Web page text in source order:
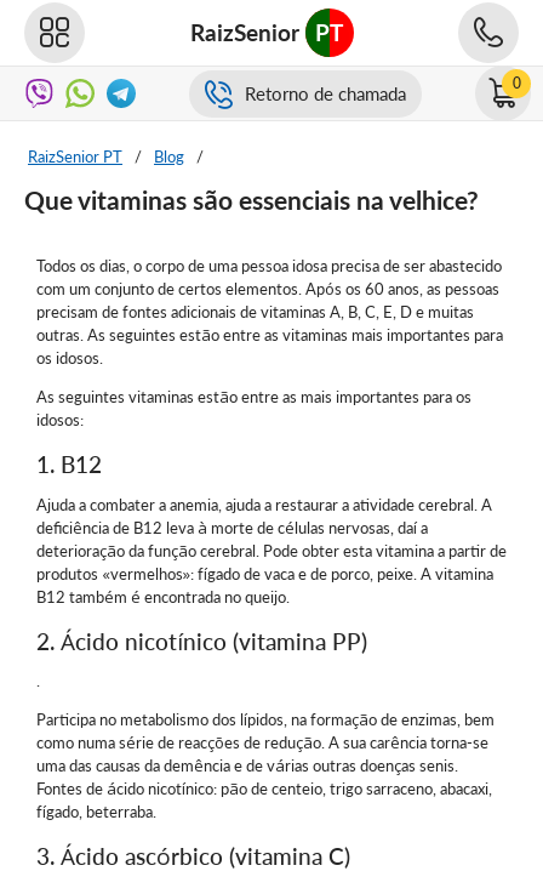
RaizSenior PT
Retorno de chamada 0
RaizSenior PT / Blog /
Que vitaminas são essenciais na velhice?
Todos os dias, o corpo de uma pessoa idosa precisa de ser abastecido
com um conjunto de certos elementos. Após os 60 anos, as pessoas
precisam de fontes adicionais de vitaminas A, B, C, E, D e muitas
outras. As seguintes estão entre as vitaminas mais importantes para
os idosos.
As seguintes vitaminas estão entre as mais importantes para os
idosos:
1. B12
Ajuda a combater a anemia, ajuda a restaurar a atividade cerebral. A
deficiência de B12 leva à morte de células nervosas, daí a
deterioração da função cerebral. Pode obter esta vitamina a partir de
produtos «vermelhos»: fígado de vaca e de porco, peixe. A vitamina
B12 também é encontrada no queijo.
2. Ácido nicotínico (vitamina PP)
Participa no metabolismo dos lípidos, na formação de enzimas, bem
como numa série de reacções de redução. A sua carência torna-se
uma das causas da demência e de várias outras doenças senis.
Fontes de ácido nicotínico: pão de centeio, trigo sarraceno, abacaxi,
fígado, beterraba.
3. Ácido ascórbico (vitamina C)